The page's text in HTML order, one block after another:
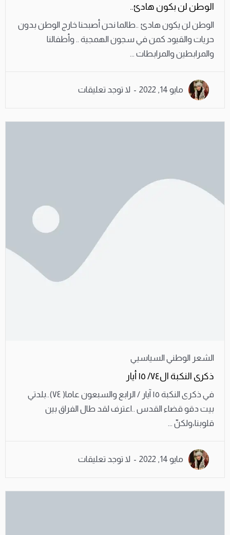
الوطن لن بكون هادئ..
الوطن لن يكون هادئ ..طالما نحن أصبحنا خارج الوطن بدون
حريات والقيود كمن في سجون الهمجية .. وأطفالنا
والمرابطين والمرابطات ...
مايو 14, 2022 لا توجد تعليقات
الشعر الوطني السياسيي
ذكرى النكبة ال٧٤/ ١٥ أيار
في ذكرى النكبة ١٥ آيار / الرابع والسبعون عاما( ٧٤)..بلدتي
بيت دقو قضاء القدس ..اعترف لقد طال الفراق بين
قلوبنا،ولكنّ ...
مايو 14, 2022 لا توجد تعليقات